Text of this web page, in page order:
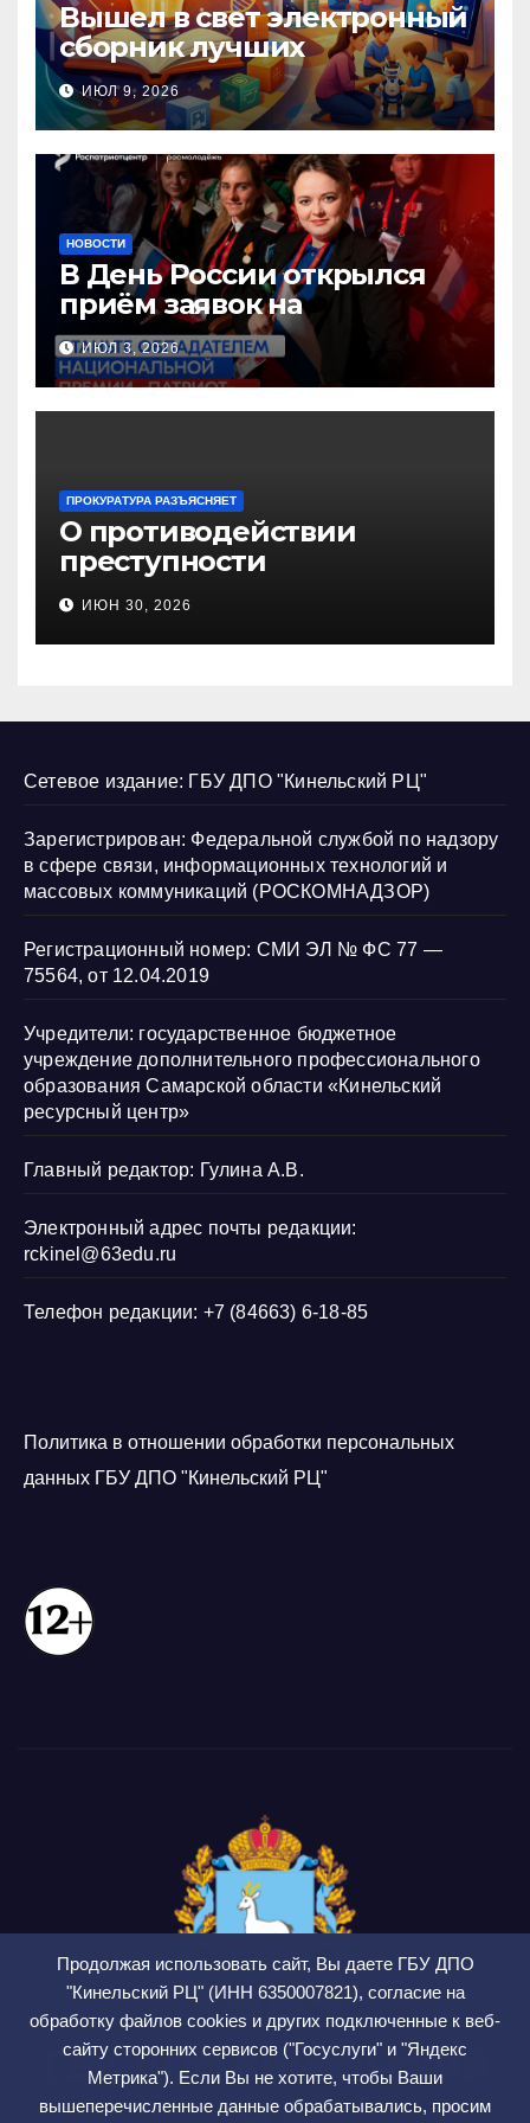
Продолжая использовать сайт, Вы даете ГБУ ДПО
"Кинельский РЦ" (ИНН 6350007821), согласие на
обработку файлов cookies и других подключенные к веб-
сайту сторонних сервисов ("Госуслуги" и "Яндекс
Метрика"). Если Вы не хотите, чтобы Ваши
вышеперечисленные данные обрабатывались, просим
Вышел в свет электронный
сборник лучших
инновационных практик
педагогов дошкольного
образования!
ИЮЛ 9, 2026
НОВОСТИ
В День России открылся
приём заявок на
Национальную премию
«Патриот»
ИЮЛ 3, 2026
ПРОКУРАТУРА РАЗЪЯСНЯЕТ
О противодействии
преступности
несовершеннолетних и
нарушению их прав
ИЮН 30, 2026
Сетевое издание: ГБУ ДПО "Кинельский РЦ"
Зарегистрирован: Федеральной службой по надзору
в сфере связи, информационных технологий и
массовых коммуникаций (РОСКОМНАДЗОР)
Регистрационный номер: СМИ ЭЛ № ФС 77 —
75564, от 12.04.2019
Учредители: государственное бюджетное
учреждение дополнительного профессионального
образования Самарской области «Кинельский
ресурсный центр»
Главный редактор: Гулина А.В.
Электронный адрес почты редакции:
rckinel@63edu.ru
Телефон редакции: +7 (84663) 6-18-85
Политика в отношении обработки персональных
данных ГБУ ДПО "Кинельский РЦ"
ГБУ ДПО Кинельский